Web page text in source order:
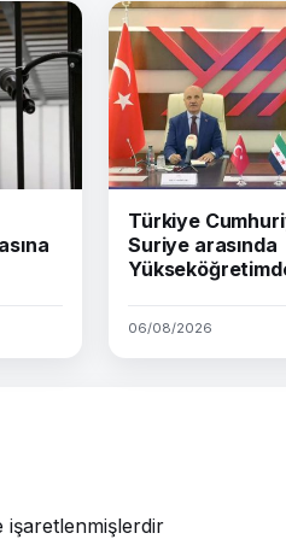
Türkiye
Suriye arasında
06/08/2026
işaretlenmişlerdir